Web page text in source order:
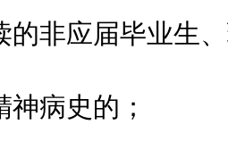
非应届毕业生、
病史的；